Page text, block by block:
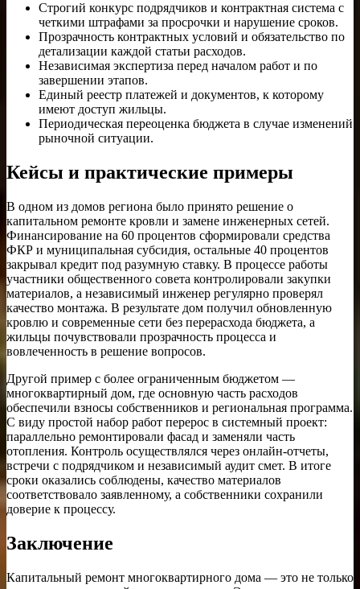
Строгий конкурс подрядчиков и контрактная система с
четкими штрафами за просрочки и нарушение сроков.
Прозрачность контрактных условий и обязательство по
детализации каждой статьи расходов.
Независимая экспертиза перед началом работ и по
завершении этапов.
Единый реестр платежей и документов, к которому
имеют доступ жильцы.
Периодическая переоценка бюджета в случае изменений
рыночной ситуации.
Кейсы и практические примеры
В одном из домов региона было принято решение о
капитальном ремонте кровли и замене инженерных сетей.
Финансирование на 60 процентов сформировали средства
ФКР и муниципальная субсидия, остальные 40 процентов
закрывал кредит под разумную ставку. В процессе работы
участники общественного совета контролировали закупки
материалов, а независимый инженер регулярно проверял
качество монтажа. В результате дом получил обновленную
кровлю и современные сети без перерасхода бюджета, а
жильцы почувствовали прозрачность процесса и
вовлеченность в решение вопросов.
Другой пример с более ограниченным бюджетом —
многоквартирный дом, где основную часть расходов
обеспечили взносы собственников и региональная программа.
С виду простой набор работ перерос в системный проект:
параллельно ремонтировали фасад и заменяли часть
отопления. Контроль осуществлялся через онлайн-отчеты,
встречи с подрядчиком и независимый аудит смет. В итоге
сроки оказались соблюдены, качество материалов
соответствовало заявленному, а собственники сохранили
доверие к процессу.
Заключение
Капитальный ремонт многоквартирного дома — это не только